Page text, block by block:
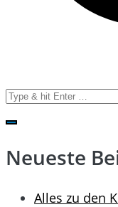
Search
for:
Neueste
Alles zu den